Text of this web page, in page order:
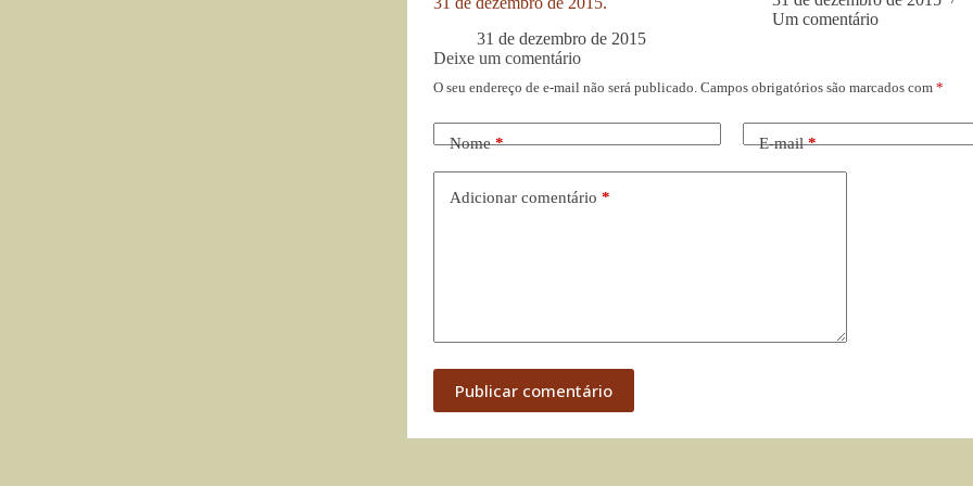
31 de dezembro de 2015
Um comentário
Deixe um comentário
O seu endereço de e-mail não será publicado. Campos obrigatórios são marcados com *
Nome* E-mail*
Adicionar comentário *
Publicar comentário